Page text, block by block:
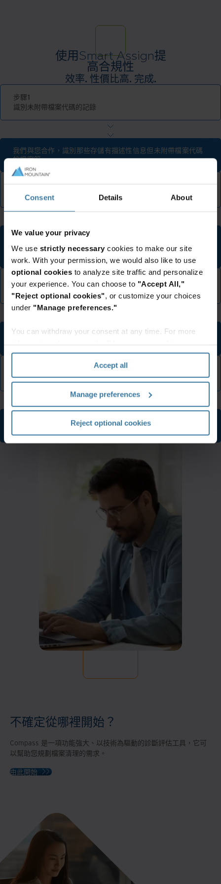
Consent Details About
We value your privacy
We use strictly necessary cookies to make our site
work. With your permission, we would also like to use
optional cookies to analyze site traffic and personalize
your experience. You can choose to "Accept All,"
"Reject optional cookies" , or customize your choices
under "Manage preferences."
You can withdraw your consent at any time. For more
section" of ourPrivacy Policy.
Accept all
Manage preferences
Reject optional cookies
使用Smart Assign提
高合規性
效率. 性價比高. 完成.
步驟1
識別未附帶檔案代碼的記錄
我們與您合作，識別那些存儲有描述性信息但未附帶檔案代碼
的檔案箱。
步骤2
利用基於規則的算法
藉助超過40,000條規則的存儲庫、您的庫存報告以及最新的保
留計劃，Smart Assign有助於識別需要處理的檔案箱，並自動
應用檔案代碼。
方案3
執行質量檢查
一旦分配了檔案代碼，解決方案專家將執行質量檢查，向您發
送一份彙總表以供驗證，然後將信息上傳到我們的在線門戶。
做出安全可靠的決策
一旦您的檔案已根據保留政策得到正確分配，在保留期結束
時，它們便可以被安全銷燬。
不確定從哪裡開始？
Compass 是一項功能強大、以技術為驅動的診斷評估工具，它可
以幫助您規劃檔案清理的需求。
由此開始